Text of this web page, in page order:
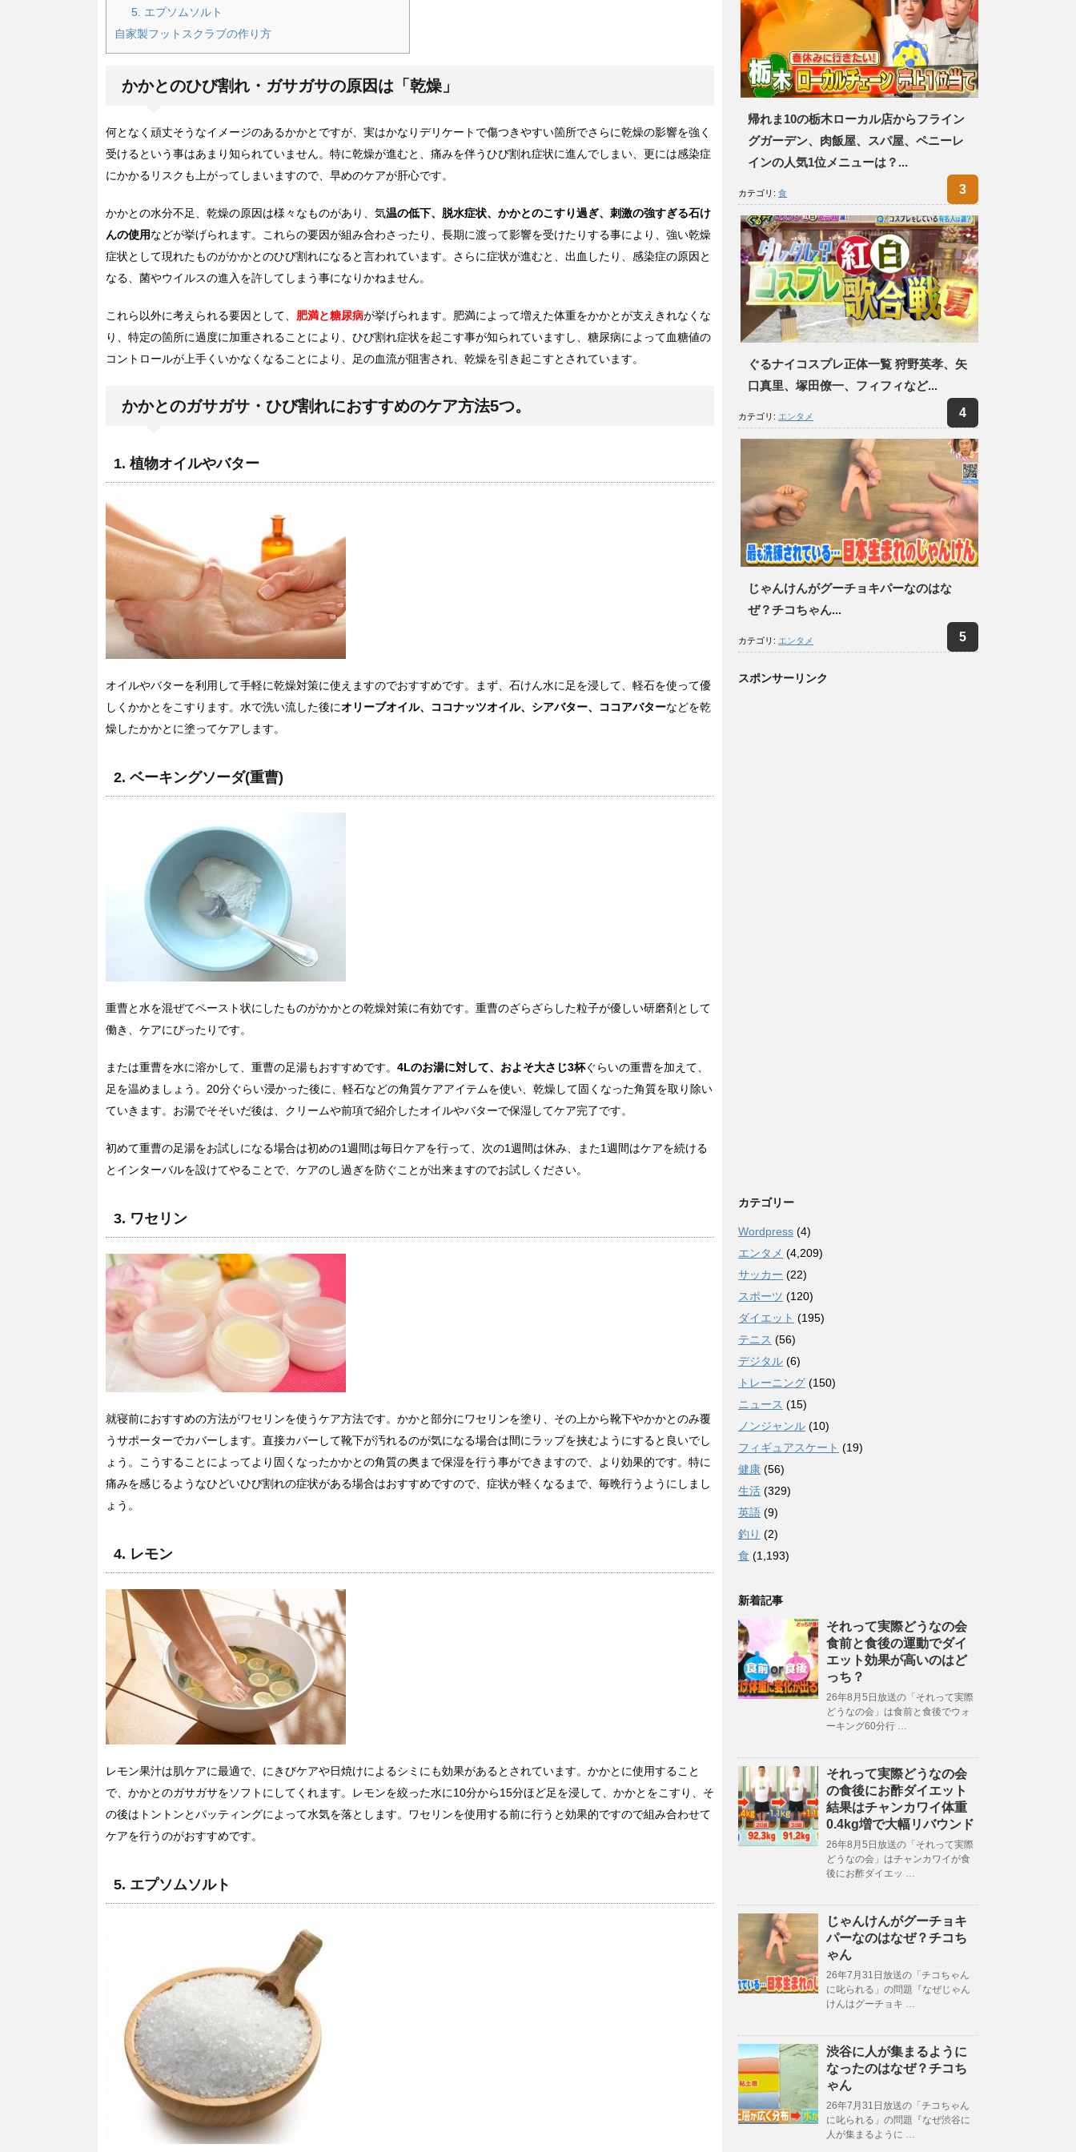
5. エプソムソルト
自家製フットスクラブの作り方
かかとのひび割れ・ガサガサの原因は「乾燥」
何となく頑丈そうなイメージのあるかかとですが、実はかなりデリケートで傷つきやすい箇所でさらに乾燥の影響を強く
受けるという事はあまり知られていません。特に乾燥が進むと、痛みを伴うひび割れ症状に進んでしまい、更には感染症
にかかるリスクも上がってしまいますので、早めのケアが肝心です。
かかとの水分不足、乾燥の原因は様々なものがあり、気温の低下、脱水症状、かかとのこすり過ぎ、刺激の強すぎる石け
んの使用などが挙げられます。これらの要因が組み合わさったり、長期に渡って影響を受けたりする事により、強い乾燥
症状として現れたものがかかとのひび割れになると言われています。さらに症状が進むと、出血したり、感染症の原因と
なる、菌やウイルスの進入を許してしまう事になりかねません。
これら以外に考えられる要因として、 肥満と糖尿病が挙げられます。肥満によって増えた体重をかかとが支えきれなくな
り、特定の箇所に過度に加重されることにより、ひび割れ症状を起こす事が知られていますし、糖尿病によって血糖値の
コントロールが上手くいかなくなることにより、足の血流が阻害され、乾燥を引き起こすとされています。
かかとのガサガサ・ひび割れにおすすめのケア方法5つ。
1. 植物オイルやバター
オイルやバターを利用して手軽に乾燥対策に使えますのでおすすめです。まず、石けん水に足を浸して、軽石を使って優
しくかかとをこすります。水で洗い流した後にオリーブオイル、ココナッツオイル、シアバター、ココアバターなどを乾
燥したかかとに塗ってケアします。
2. ベーキングソーダ(重曹)
重曹と水を混ぜてペースト状にしたものがかかとの乾燥対策に有効です。重曹のざらざらした粒子が優しい研磨剤として
働き、ケアにぴったりです。
または重曹を水に溶かして、重曹の足湯もおすすめです。 4Lのお湯に対して、およそ大さじ3杯ぐらいの重曹を加えて、
足を温めましょう。20分ぐらい浸かった後に、軽石などの角質ケアアイテムを使い、乾燥して固くなった角質を取り除い
ていきます。お湯でそそいだ後は、クリームや前項で紹介したオイルやバターで保湿してケア完了です。
初めて重曹の足湯をお試しになる場合は初めの1週間は毎日ケアを行って、次の1週間は休み、また1週間はケアを続ける
とインターバルを設けてやることで、ケアのし過ぎを防ぐことが出来ますのでお試しください。
3. ワセリン
就寝前におすすめの方法がワセリンを使うケア方法です。かかと部分にワセリンを塗り、その上から靴下やかかとのみ覆
うサポーターでカバーします。直接カバーして靴下が汚れるのが気になる場合は間にラップを挟むようにすると良いでし
ょう。こうすることによってより固くなったかかとの角質の奥まで保湿を行う事ができますので、より効果的です。特に
痛みを感じるようなひどいひび割れの症状がある場合はおすすめですので、症状が軽くなるまで、毎晩行うようにしまし
ょう。
4. レモン
レモン果汁は肌ケアに最適で、にきびケアや日焼けによるシミにも効果があるとされています。かかとに使用すること
で、かかとのガサガサをソフトにしてくれます。レモンを絞った水に10分から15分ほど足を浸して、かかとをこすり、そ
の後はトントンとパッティングによって水気を落とします。ワセリンを使用する前に行うと効果的ですので組み合わせて
ケアを行うのがおすすめです。
5. エプソムソルト
帰れま10の栃木ローカル店からフライン
グガーデン、肉飯屋、スパ屋、ペニーレ
インの人気1位メニューは？...
カテゴリ: 食
ぐるナイコスプレ正体一覧 狩野英孝、矢
口真里、塚田僚一、フィフィなど...
カテゴリ: エンタメ
じゃんけんがグーチョキパーなのはな
ぜ？チコちゃん...
カテゴリ: エンタメ
スポンサーリンク
カテゴリー
Wordpress (4)
エンタメ (4,209)
サッカー (22)
スポーツ (120)
ダイエット (195)
テニス (56)
デジタル (6)
トレーニング (150)
ニュース (15)
ノンジャンル (10)
フィギュアスケート (19)
健康 (56)
生活 (329)
英語 (9)
釣り (2)
食 (1,193)
新着記事
それって実際どうなの会
食前と食後の運動でダイ
エット効果が高いのはど
っち？
26年8月5日放送の「それって実際
どうなの会」は食前と食後でウォ
ーキング60分行 …
それって実際どうなの会
の食後にお酢ダイエット
結果はチャンカワイ体重
0.4kg増で大幅リバウンド
26年8月5日放送の「それって実際
どうなの会」はチャンカワイが食
後にお酢ダイエッ …
じゃんけんがグーチョキ
パーなのはなぜ？チコち
ゃん
26年7月31日放送の「チコちゃん
に叱られる」の問題『なぜじゃん
けんはグーチョキ …
渋谷に人が集まるように
なったのはなぜ？チコち
ゃん
26年7月31日放送の「チコちゃん
に叱られる」の問題『なぜ渋谷に
人が集まるように …